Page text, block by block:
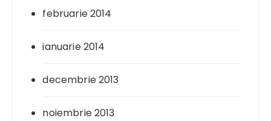
februarie 2014
ianuarie 2014
decembrie 2013
noiembrie 2013